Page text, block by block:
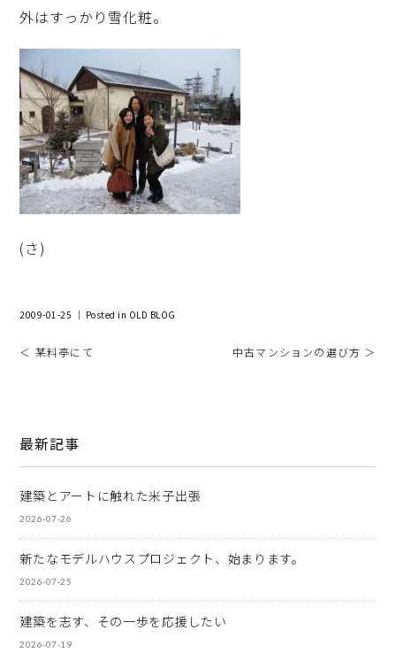
外はすっかり雪化粧。
(さ)
2009-01-25 ｜ Posted in OLD BLOG
＜ 某料亭にて 中古マンションの選び方 ＞
最新記事
建築とアートに触れた米子出張
2026-07-26
新たなモデルハウスプロジェクト、始まります。
2026-07-25
建築を志す、その一歩を応援したい
2026-07-19